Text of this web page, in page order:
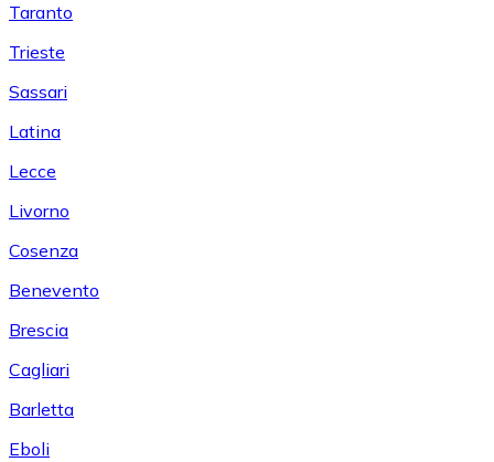
Taranto
Trieste
Sassari
Latina
Lecce
Livorno
Cosenza
Benevento
Brescia
Cagliari
Barletta
Eboli